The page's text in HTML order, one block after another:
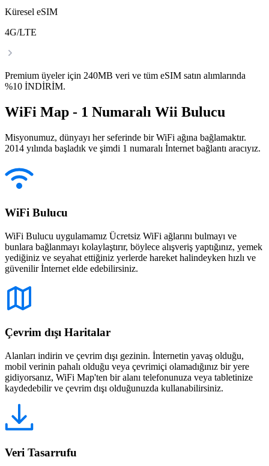
Küresel eSIM
4G/LTE
Premium üyeler için 240MB veri ve tüm eSIM satın alımlarında
%10 İNDİRİM.
WiFi Map - 1 Numaralı Wii Bulucu
Misyonumuz, dünyayı her seferinde bir WiFi ağına bağlamaktır.
2014 yılında başladık ve şimdi 1 numaralı İnternet bağlantı aracıyız.
WiFi Bulucu
WiFi Bulucu uygulamamız Ücretsiz WiFi ağlarını bulmayı ve
bunlara bağlanmayı kolaylaştırır, böylece alışveriş yaptığınız, yemek
yediğiniz ve seyahat ettiğiniz yerlerde hareket halindeyken hızlı ve
güvenilir İnternet elde edebilirsiniz.
Çevrim dışı Haritalar
Alanları indirin ve çevrim dışı gezinin. İnternetin yavaş olduğu,
mobil verinin pahalı olduğu veya çevrimiçi olamadığınız bir yere
gidiyorsanız, WiFi Map'ten bir alanı telefonunuza veya tabletinize
kaydedebilir ve çevrim dışı olduğunuzda kullanabilirsiniz.
Veri Tasarrufu